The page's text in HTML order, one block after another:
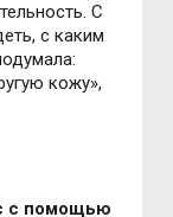
С
с каким
кожу»,
с помощью